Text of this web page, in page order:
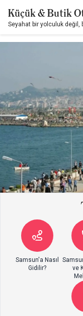
Küçük & Butik
Seyahat bir yolculuk değil,
Samsun'a Nasıl
Gidilir?
ve